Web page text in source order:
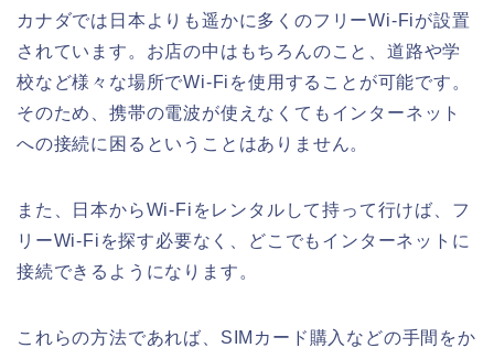
カナダでは日本よりも遥かに多くのフリーWi-Fiが設置
されています。お店の中はもちろんのこと、道路や学
校など様々な場所でWi-Fiを使用することが可能です。
そのため、携帯の電波が使えなくてもインターネット
への接続に困るということはありません。
また、日本からWi-Fiをレンタルして持って行けば、フ
リーWi-Fiを探す必要なく、どこでもインターネットに
接続できるようになります。
これらの方法であれば、SIMカード購入などの手間をか